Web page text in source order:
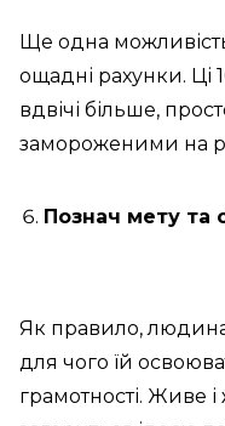
Ще одна можливість
ощадні рахунки. Ці
вдвічі більше,
замороженими на
Познач мету та
Як правило,
для чого їй
грамотності. Живе